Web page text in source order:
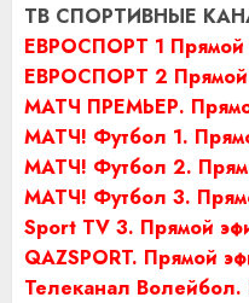
ТВ СПОРТИВНЫЕ
ЕВРОСПОРТ 1 Прямой
ЕВРОСПОРТ 2
МАТЧ ПРЕМЬЕР.
МАТЧ! Футбол 1.
МАТЧ! Футбол 2.
МАТЧ! Футбол 3.
Sport TV 3. Прямой
QAZSPORT. Прямой
Телеканал